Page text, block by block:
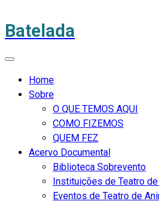
Batelada
Home
Sobre
O QUE TEMOS AQUI
COMO FIZEMOS
QUEM FEZ
Acervo Documental
Biblioteca Sobrevento
Instituições de Teatro
Eventos de Teatro de